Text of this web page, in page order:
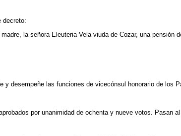
decreto:
la señora Eleuteria Vela viuda de Cozar, una pensión
desempeñe las funciones de vicecónsul honorario de los
por unanimidad de ochenta y nueve votos. Pasan